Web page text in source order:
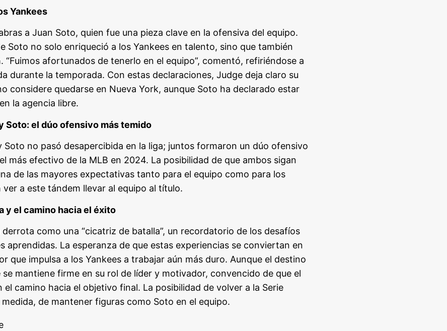
Yankees
a Juan Soto, quien fue una pieza clave en la ofensiva del equipo.
Soto no solo enriqueció a los Yankees en talento, sino que también
afortunados de tenerlo en el equipo”, comentó, refiriéndose a
durante la temporada. Con estas declaraciones, Judge deja claro su
considere quedarse en Nueva York, aunque Soto ha declarado estar
la agencia libre.
Soto: el dúo ofensivo más temido
Soto no pasó desapercibida en la liga; juntos formaron un dúo ofensivo
más efectivo de la MLB en 2024. La posibilidad de que ambos sigan
de las mayores expectativas tanto para el equipo como para los
a este tándem llevar al equipo al título.
y el camino hacia el éxito
como una “cicatriz de batalla”, un recordatorio de los desafíos
aprendidas. La esperanza de que estas experiencias se conviertan en
que impulsa a los Yankees a trabajar aún más duro. Aunque el destino
mantiene firme en su rol de líder y motivador, convencido de que el
el camino hacia el objetivo final. La posibilidad de volver a la Serie
de mantener figuras como Soto en el equipo.